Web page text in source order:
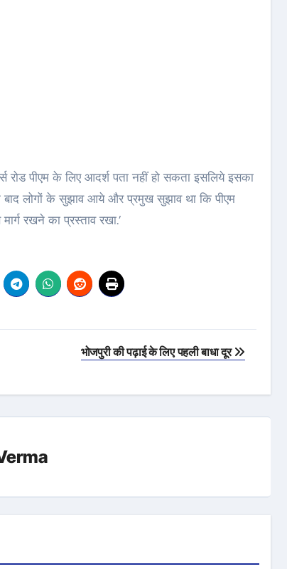
रोड पीएम के लिए आदर्श पता नहीं हो सकता इसलिये इसका
बाद लोगों के सुझाव आये और प्रमुख सुझाव था कि पीएम
रखने का प्रस्ताव रखा.’
भोजपुरी की पढ़ाई के लिए पहली बाधा दूर